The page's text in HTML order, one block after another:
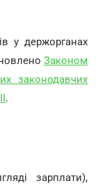
у держорганах
Законом
законодавчих
.
зарплати),